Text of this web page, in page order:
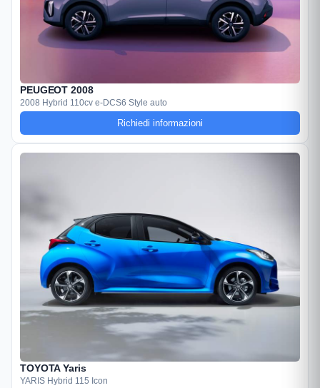
PEUGEOT 2008
2008 Hybrid 110cv e-DCS6 Style auto
Richiedi informazioni
TOYOTA Yaris
YARIS Hybrid 115 Icon